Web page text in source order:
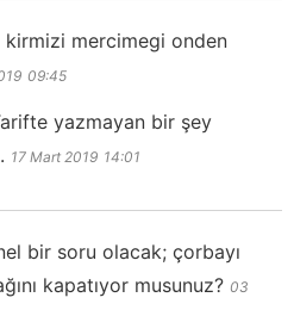
kirmizi mercimegi onden
09:45
yazmayan bir şey
17 Mart 2019 14:01
bir soru olacak; çorbayı
kapatıyor musunuz? 03